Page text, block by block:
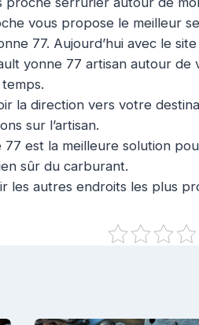
vous propose le meilleur
77. Aujourd’hui avec le
yonne 77 artisan autour de
temps.
la direction vers votre
sur l’artisan.
est la meilleure solution
sûr du carburant.
les autres endroits les plus